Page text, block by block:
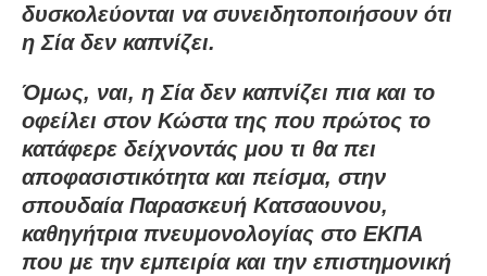
δυσκολεύονται να συνειδητοποιήσουν ότι
η Σία δεν καπνίζει.
Όμως, ναι, η Σία δεν καπνίζει πια και το
οφείλει στον Κώστα της που πρώτος το
κατάφερε δείχνοντάς μου τι θα πει
αποφασιστικότητα και πείσμα, στην
σπουδαία Παρασκευή Κατσαουνου,
καθηγήτρια πνευμονολογίας στο ΕΚΠΑ
που με την εμπειρία και την επιστημονική